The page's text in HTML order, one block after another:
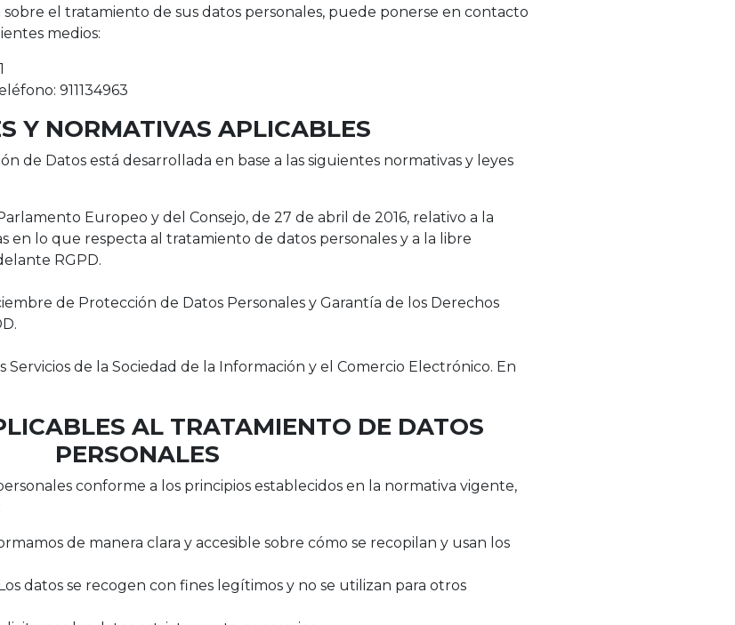
el tratamiento de sus datos personales, puede ponerse en contacto
medios:
911134963
Y NORMATIVAS APLICABLES
de Datos está desarrollada en base a las siguientes normativas y leyes
Europeo y del Consejo, de 27 de abril de 2016, relativo a la
en lo que respecta al tratamiento de datos personales y a la libre
RGPD.
de Protección de Datos Personales y Garantía de los Derechos
Servicios de la Sociedad de la Información y el Comercio Electrónico. En
AL TRATAMIENTO DE DATOS
PERSONALES
conforme a los principios establecidos en la normativa vigente,
de manera clara y accesible sobre cómo se recopilan y usan los
datos se recogen con fines legítimos y no se utilizan para otros